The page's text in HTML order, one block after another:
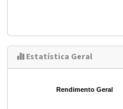
Estatística Geral
Rendimento Geral